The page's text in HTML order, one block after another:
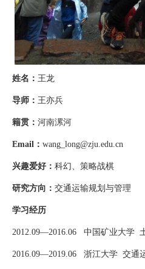
姓名 ： 王龙
导师 ： 王亦兵
籍贯 ： 河南漯河
Email ： wang_long@zju.edu.cn
兴趣爱好 ： 科幻、策略战棋
研究方向 ： 交通运输规划与管理
学习经历
2012.09—2016.06 中国矿业大学
2016.09—2019.06 浙江大学 交通